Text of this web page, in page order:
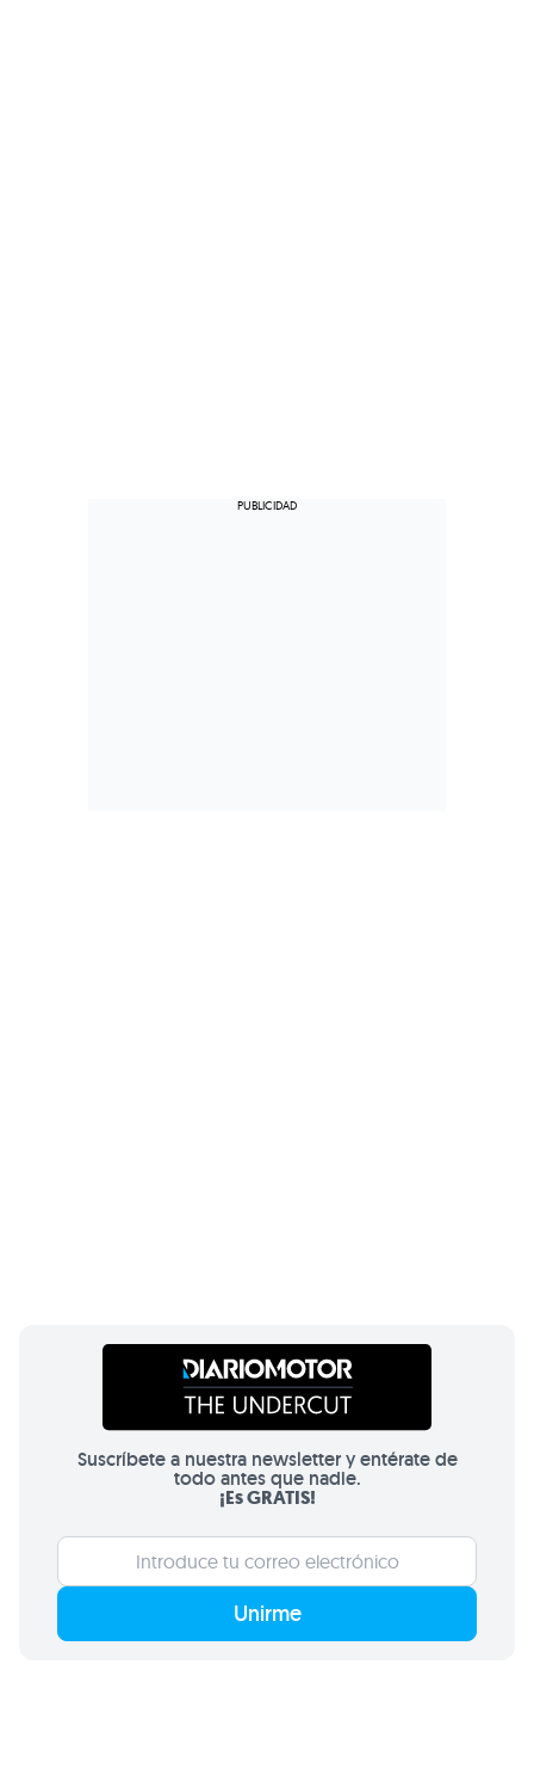
Suscríbete a nuestra newsletter y entérate de
todo antes que nadie.
¡Es GRATIS!
Unirme